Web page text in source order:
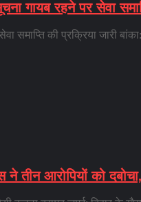
गायब रहने पर सेवा
समाप्ति की प्रक्रिया जारी
तीन आरोपियों को